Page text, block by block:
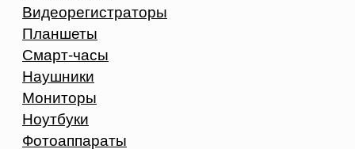
Видеорегистраторы
Планшеты
Смарт-часы
Наушники
Мониторы
Ноутбуки
Фотоаппараты